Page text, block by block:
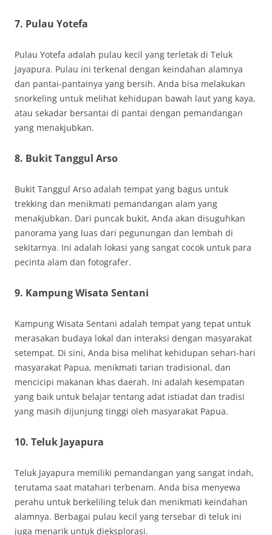
7. Pulau Yotefa
Pulau Yotefa adalah pulau kecil yang terletak di Teluk
Jayapura. Pulau ini terkenal dengan keindahan alamnya
dan pantai-pantainya yang bersih. Anda bisa melakukan
snorkeling untuk melihat kehidupan bawah laut yang kaya,
atau sekadar bersantai di pantai dengan pemandangan
yang menakjubkan.
8. Bukit Tanggul Arso
Bukit Tanggul Arso adalah tempat yang bagus untuk
trekking dan menikmati pemandangan alam yang
menakjubkan. Dari puncak bukit, Anda akan disuguhkan
panorama yang luas dari pegunungan dan lembah di
sekitarnya. Ini adalah lokasi yang sangat cocok untuk para
pecinta alam dan fotografer.
9. Kampung Wisata Sentani
Kampung Wisata Sentani adalah tempat yang tepat untuk
merasakan budaya lokal dan interaksi dengan masyarakat
setempat. Di sini, Anda bisa melihat kehidupan sehari-hari
masyarakat Papua, menikmati tarian tradisional, dan
mencicipi makanan khas daerah. Ini adalah kesempatan
yang baik untuk belajar tentang adat istiadat dan tradisi
yang masih dijunjung tinggi oleh masyarakat Papua.
10. Teluk Jayapura
Teluk Jayapura memiliki pemandangan yang sangat indah,
terutama saat matahari terbenam. Anda bisa menyewa
perahu untuk berkeliling teluk dan menikmati keindahan
alamnya. Berbagai pulau kecil yang tersebar di teluk ini
juga menarik untuk dieksplorasi.